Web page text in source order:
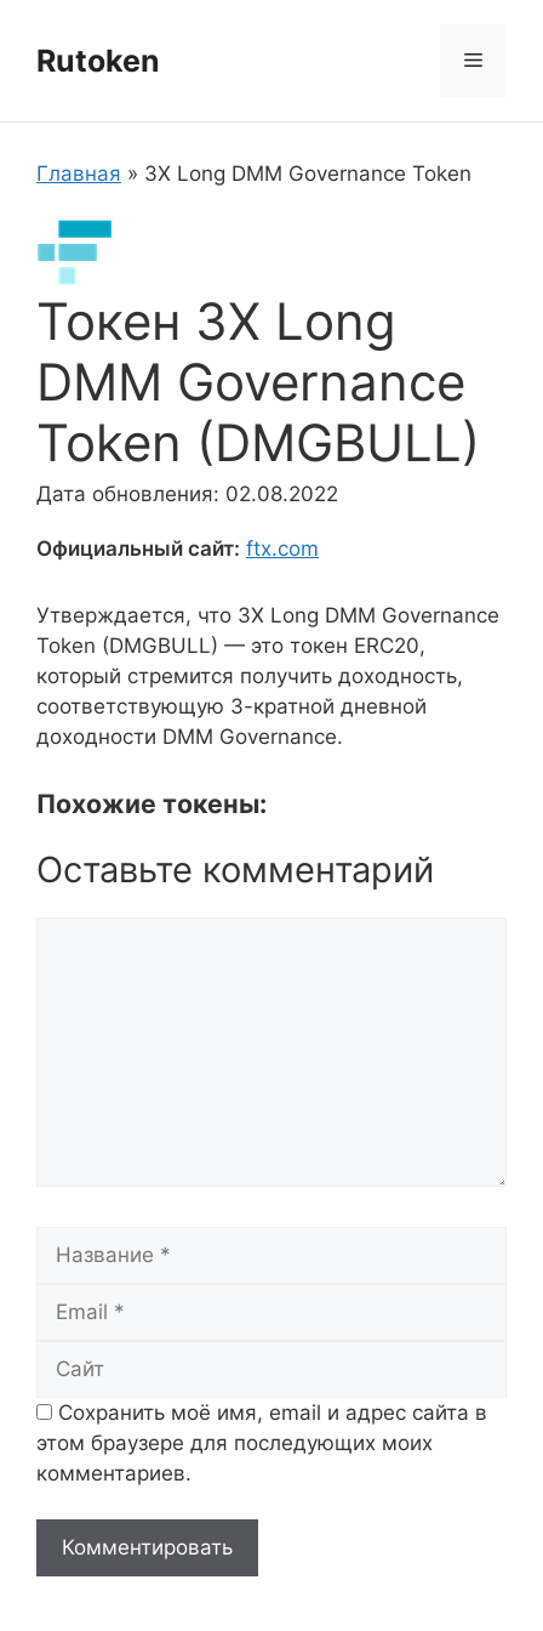
содержимому
Rutoken Меню
Главная » 3X Long DMM Governance Token
Токен 3X Long
DMM Governance
Token (DMGBULL)
Дата обновления: 02.08.2022
Официальный сайт: ftx.com
Утверждается, что 3X Long DMM Governance
Token (DMGBULL) — это токен ERC20,
который стремится получить доходность,
соответствующую 3-кратной дневной
доходности DMM Governance.
Похожие токены:
Оставьте комментарий
Сохранить моё имя, email и адрес сайта в
этом браузере для последующих моих
комментариев.